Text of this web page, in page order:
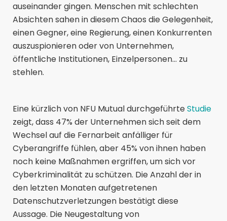
auseinander gingen. Menschen mit schlechten
Absichten sahen in diesem Chaos die Gelegenheit,
einen Gegner, eine Regierung, einen Konkurrenten
auszuspionieren oder von Unternehmen,
öffentliche Institutionen, Einzelpersonen... zu
stehlen.
Eine kürzlich von NFU Mutual durchgeführteStudie
zeigt, dass 47% der Unternehmen sich seit dem
Wechsel auf die Fernarbeit anfälliger für
Cyberangriffe fühlen, aber 45% von ihnen haben
noch keine Maßnahmen ergriffen, um sich vor
Cyberkriminalität zu schützen. Die Anzahl der in
den letzten Monaten aufgetretenen
Datenschutzverletzungen bestätigt diese
Aussage. Die Neugestaltung von